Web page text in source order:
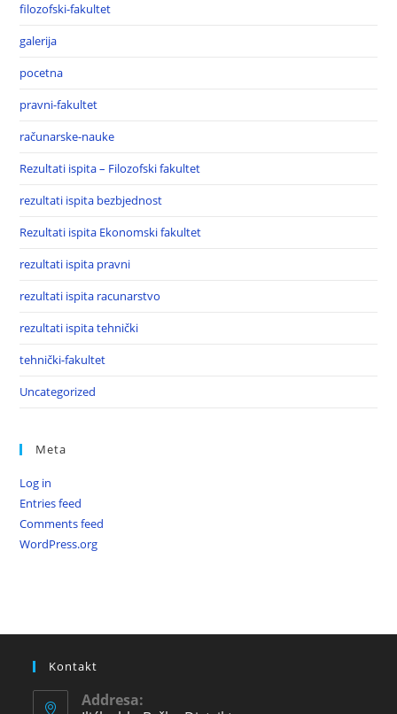
filozofski-fakultet
galerija
pocetna
pravni-fakultet
računarske-nauke
Rezultati ispita – Filozofski fakultet
rezultati ispita bezbjednost
Rezultati ispita Ekonomski fakultet
rezultati ispita pravni
rezultati ispita racunarstvo
rezultati ispita tehnički
tehnički-fakultet
Uncategorized
Meta
Log in
Entries feed
Comments feed
WordPress.org
Kontakt
Addresa: